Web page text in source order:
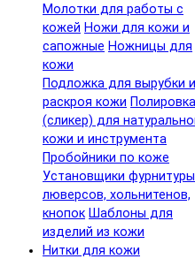
Молотки для работы с
кожей Ножи для кожи и
сапожные Ножницы для
кожи
Подложка для вырубки и
раскроя кожи Полировка
(сликер) для
кожи и инструмента
Пробойники по коже
Установщики
люверсов, хольнитенов,
кнопок Шаблоны для
изделий из кожи
Нитки для кожи